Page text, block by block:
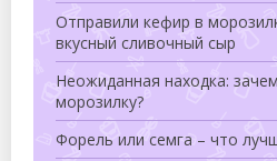
Отправили кефир в
вкусный сливочный сыр
Неожиданная находка:
морозилку?
Форель или семга – что